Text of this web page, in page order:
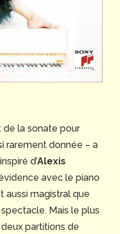
de la sonate pour
rarement donnée – a
d’Alexis
avec le piano
aussi magistral que
Mais le plus
partitions de